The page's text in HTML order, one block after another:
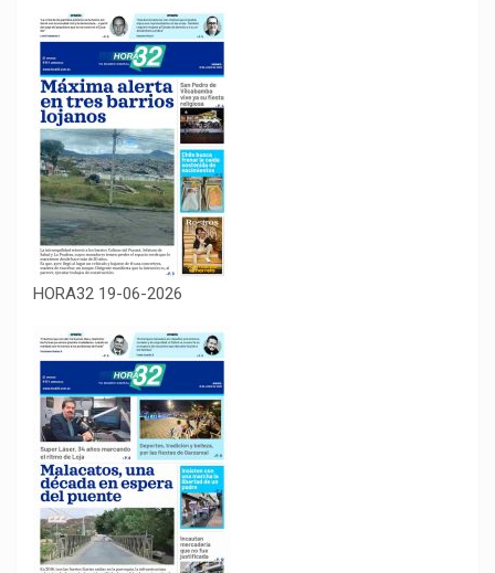
HORA32 19-06-2026